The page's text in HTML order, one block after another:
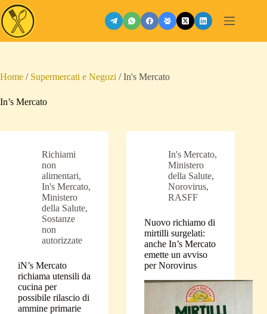
Salta
al
contenuto
Home / Supermercati e Negozi /In's Mercato
In’s Mercato
Richiami
non
alimentari,
In's Mercato,
Ministero
della Salute,
Sostanze
non
autorizzate
iN’s Mercato
richiama utensili da
cucina per
possibile rilascio di
ammine primarie
In's Mercato,
Ministero
della Salute,
Norovirus,
RASFF
Nuovo richiamo di
mirtilli surgelati:
anche In’s Mercato
emette un avviso
per Norovirus